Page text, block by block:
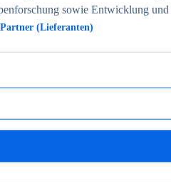
70+
-prognosen
sowie Entwicklung
(Lieferanten)